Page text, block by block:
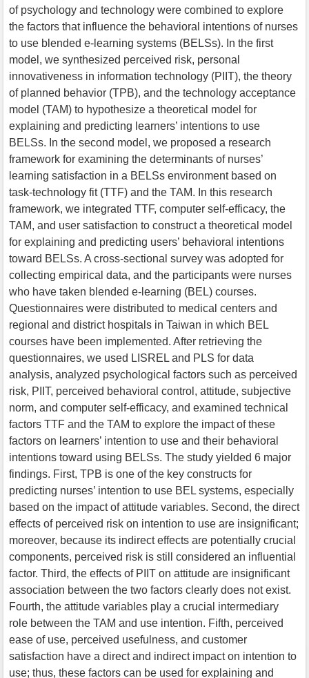
of psychology and technology were combined to explore
the factors that influence the behavioral intentions of nurses
to use blended e-learning systems (BELSs). In the first
model, we synthesized perceived risk, personal
innovativeness in information technology (PIIT), the theory
of planned behavior (TPB), and the technology acceptance
model (TAM) to hypothesize a theoretical model for
explaining and predicting learners’ intentions to use
BELSs. In the second model, we proposed a research
framework for examining the determinants of nurses’
learning satisfaction in a BELSs environment based on
task-technology fit (TTF) and the TAM. In this research
framework, we integrated TTF, computer self-efficacy, the
TAM, and user satisfaction to construct a theoretical model
for explaining and predicting users’ behavioral intentions
toward BELSs. A cross-sectional survey was adopted for
collecting empirical data, and the participants were nurses
who have taken blended e-learning (BEL) courses.
Questionnaires were distributed to medical centers and
regional and district hospitals in Taiwan in which BEL
courses have been implemented. After retrieving the
questionnaires, we used LISREL and PLS for data
analysis, analyzed psychological factors such as perceived
risk, PIIT, perceived behavioral control, attitude, subjective
norm, and computer self-efficacy, and examined technical
factors TTF and the TAM to explore the impact of these
factors on learners’ intention to use and their behavioral
intentions toward using BELSs. The study yielded 6 major
findings. First, TPB is one of the key constructs for
predicting nurses’ intention to use BEL systems, especially
based on the impact of attitude variables. Second, the direct
effects of perceived risk on intention to use are insignificant;
moreover, because its indirect effects are potentially crucial
components, perceived risk is still considered an influential
factor. Third, the effects of PIIT on attitude are insignificant
association between the two factors clearly does not exist.
Fourth, the attitude variables play a crucial intermediary
role between the TAM and use intention. Fifth, perceived
ease of use, perceived usefulness, and customer
satisfaction have a direct and indirect impact on intention to
use; thus, these factors can be used for explaining and